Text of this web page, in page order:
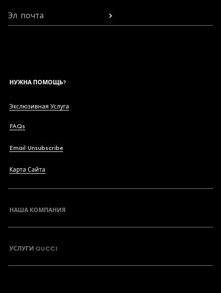
Эл. почта
НУЖНА ПОМОЩЬ?
Экслюзивная Услуга
FAQs
Email Unsubscribe
Карта Сайта
НАША КОМПАНИЯ
УСЛУГИ GUCCI